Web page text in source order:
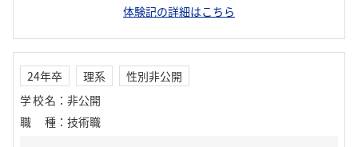
体験記の詳細はこちら
24年卒 理系
性別非公開
学校名 ： 非公開
職種 ： 技術職